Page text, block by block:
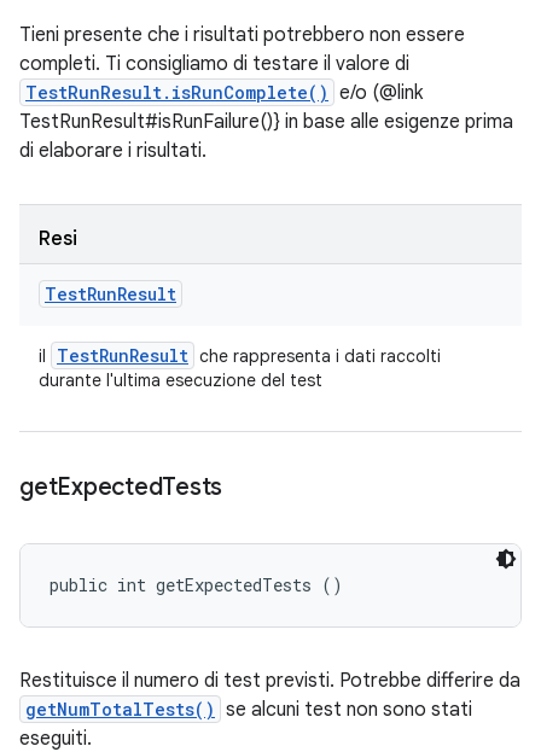
Tieni presente che i risultati potrebbero non essere
completi. Ti consigliamo di testare il valore di
TestRunResult.isRunComplete() e/o (@link
TestRunResult#isRunFailure()} in base alle esigenze prima
di elaborare i risultati.
Resi
TestRunResult
il TestRunResult che rappresenta i dati raccolti
durante l'ultima esecuzione del test
getExpectedTests
public int getExpectedTests ()
Restituisce il numero di test previsti. Potrebbe differire da
getNumTotalTests() se alcuni test non sono stati
eseguiti.